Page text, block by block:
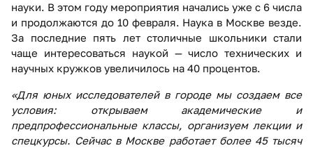
науки. В этом году мероприятия начались уже с 6 числа
и продолжаются до 10 февраля. Наука в Москве везде.
За последние пять лет столичные школьники стали
чаще интересоваться наукой — число технических и
научных кружков увеличилось на 40 процентов.
«Для юных исследователей в городе мы создаем все
условия: открываем академические и
предпрофессиональные классы, организуем лекции и
спецкурсы. Сейчас в Москве работает более 45 тысяч